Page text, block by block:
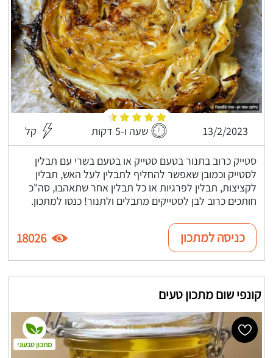
13/2/2023 שעה ו-5 דקות קל
סטייק כרוב בתנור בטעם סטייק או בטעם בשרי עם תבלין
לסטייק וכמובן שאפשר להחליף לתבלין לעל האש, תבלין
לקציצות, תבלין לפרגיות או כל תבלין אחר שתאהבו, סה"כ
חותכים כרוב לבן לסטייקים מתבלים ולתנור! כנסו למתכון.
כניסה למתכון 18026
קונפי שום מתכון טעים
מתכון טבעוני